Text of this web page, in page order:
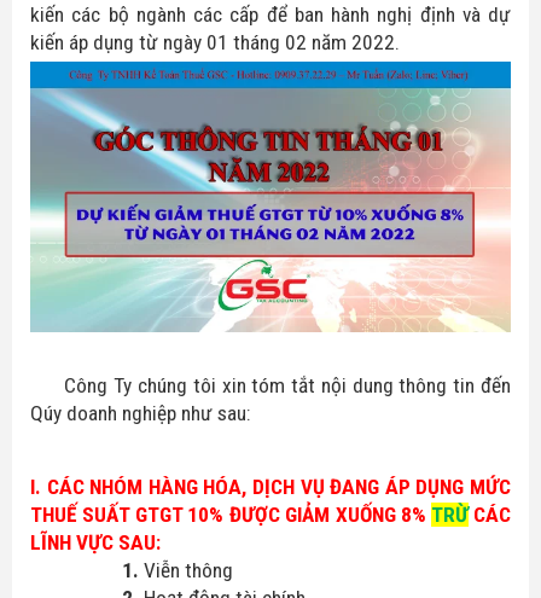
Thuế tiêu thụ đặc biệt
Luật quản lý thuế
Luật kế toán
Chế độ kế toán
kiến các bộ ngành các cấp để ban hành nghị định và dự
kiến áp dụng từ ngày 01 tháng 02 năm 2022.
Công Ty chúng tôi xin tóm tắt nội dung thông tin đến
Qúy doanh nghiệp như sau:
I. CÁC NHÓM HÀNG HÓA, DỊCH VỤ ĐANG ÁP DỤNG MỨC
THUẾ SUẤT GTGT 10% ĐƯỢC GIẢM XUỐNG 8% TRỪCÁC
LĨNH VỰC SAU:
1. Viễn thông